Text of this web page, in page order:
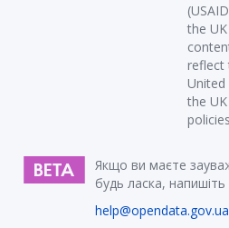
the
reflect
United
the
Якщо ви маєте
будь ласка,
help@opendata.gov.ua